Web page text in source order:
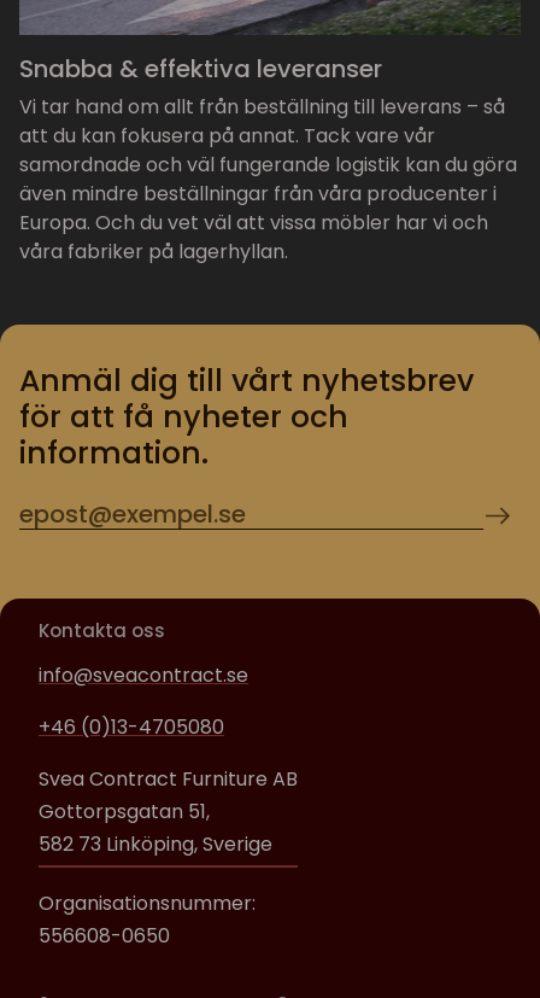
Snabba & effektiva leveranser
Vi tar hand om allt från beställning till leverans – så
att du kan fokusera på annat. Tack vare vår
samordnade och väl fungerande logistik kan du göra
även mindre beställningar från våra producenter i
Europa. Och du vet väl att vissa möbler har vi och
våra fabriker på lagerhyllan.
Anmäl dig till vårt nyhetsbrev
för att få nyheter och
information.
Kontakta oss
info@sveacontract.se
+46 (0)13-4705080
Svea Contract Furniture AB
Gottorpsgatan 51,
582 73 Linköping, Sverige
Organisationsnummer:
556608-0650